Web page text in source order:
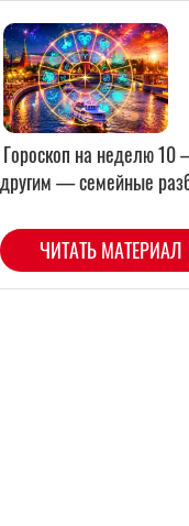
Гороскоп на неделю
другим — семейные
ЧИТАТЬ МАТЕРИАЛ